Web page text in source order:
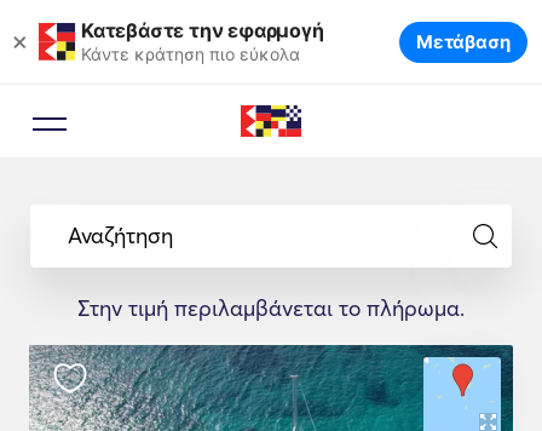
× Κατεβάστε την εφαρμογή
Κάντε κράτηση πιο εύκολα Μετάβαση
Αναζήτηση
Στην τιμή περιλαμβάνεται το πλήρωμα.